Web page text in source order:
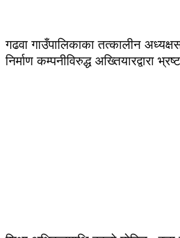
गढवा गाउँपालिकाका तत्कालीन
निर्माण कम्पनीविरुद्ध अख्तियारद्वारा